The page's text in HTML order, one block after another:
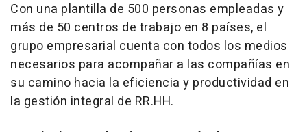
Con una plantilla de 500 personas empleadas y
más de 50 centros de trabajo en 8 países, el
grupo empresarial cuenta con todos los medios
necesarios para acompañar a las compañías en
su camino hacia la eficiencia y productividad en
la gestión integral de RR.HH.